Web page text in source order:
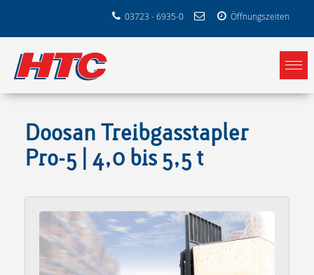
03723 - 6935-0 Öffnungszeiten
Doosan Treibgasstapler
Pro-5 | 4,0 bis 5,5 t